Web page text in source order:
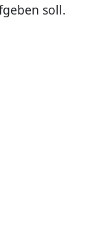
soll.